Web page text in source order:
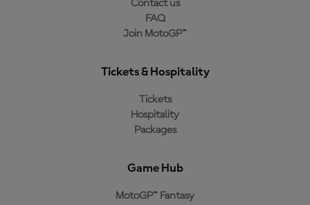
Contact us
FAQ
Join MotoGP™
Tickets & Hospitality
Tickets
Hospitality
Packages
Game Hub
MotoGP™ Fantasy